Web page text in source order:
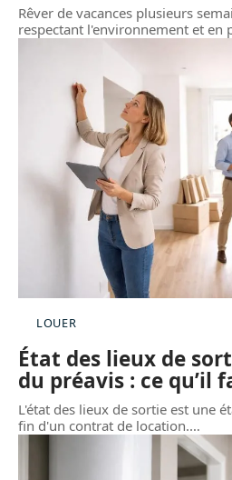
Rêver de vacances plusieurs
respectant l'environnement et en
LOUER
État des lieux de
du préavis : ce qu’il
L'état des lieux de sortie est une
fin d'un contrat de location.…